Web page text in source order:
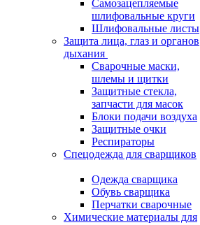
Самозацепляемые
шлифовальные круги
Шлифовальные листы
Защита лица, глаз и органов
дыхания
Сварочные маски,
шлемы и щитки
Защитные стекла,
запчасти для масок
Блоки подачи воздуха
Защитные очки
Респираторы
Спецодежда для сварщиков
Одежда сварщика
Обувь сварщика
Перчатки сварочные
Химические материалы для